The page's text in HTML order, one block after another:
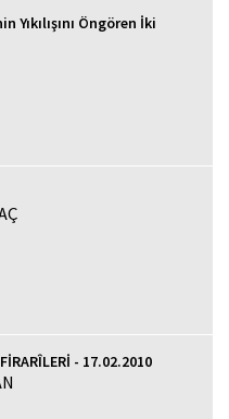
Öngören İki
- 17.02.2010